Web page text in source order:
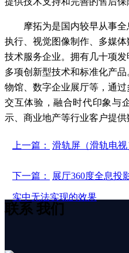
摩拓为是国内较早从事
执行、视觉图像制作、多媒
技术服务企业。拥有几十项
多项创新型技术和标准化产
物馆、数字企业展厅等，通
交互体验，融合时代印象与
示、商业地产等行业客户提供
上一篇： 滑轨屏（滑轨电
下一篇：
展厅360度全息投
实中无法实现的效果
联系 我们